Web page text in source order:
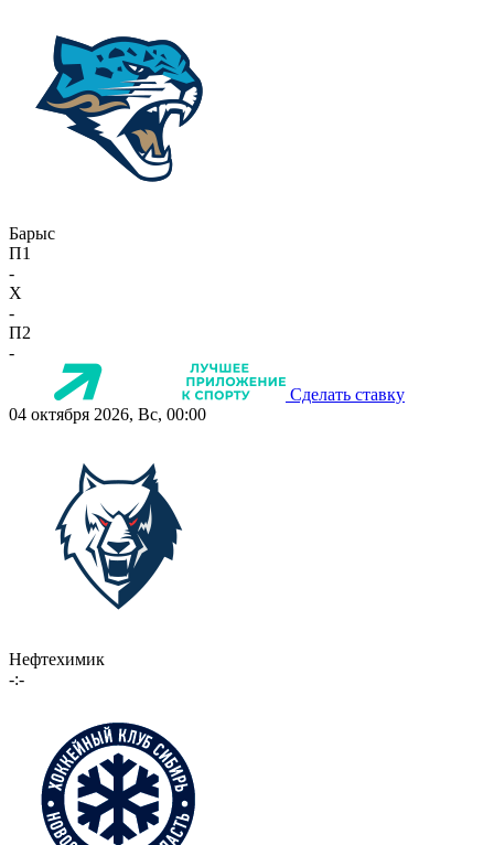
Барыс
П1
-
X
-
П2
-
Сделать ставку
04 октября 2026, Вс, 00:00
Нефтехимик
-:-